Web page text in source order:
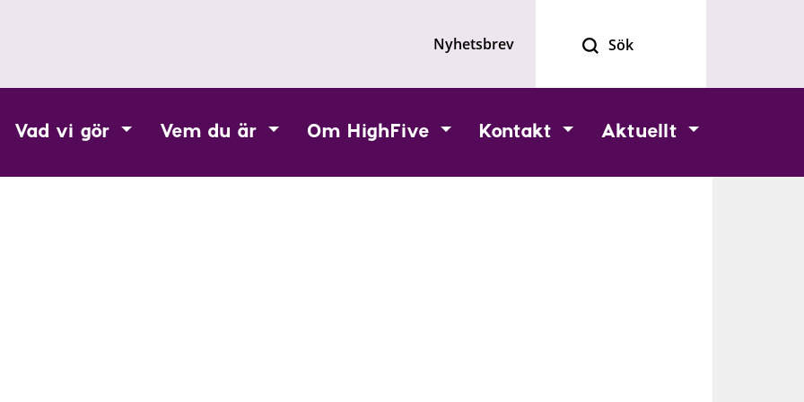
Nyhetsbrev
Vad vi gör Vem du är Om HighFive Kontakt Aktuellt